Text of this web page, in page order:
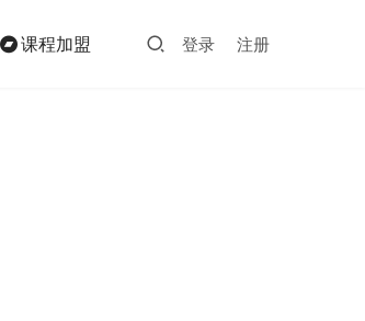
课程加盟 登录 注册